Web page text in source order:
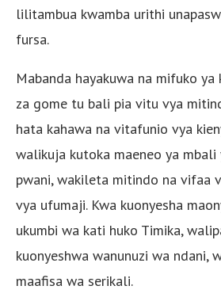
lilitambua kwamba urithi
fursa.
Mabanda hayakuwa na mifuko ya
za gome tu bali pia vitu vya
hata kahawa na vitafunio vya
walikuja kutoka maeneo ya mbali
pwani, wakileta mitindo na vifaa
vya ufumaji. Kwa kuonyesha
ukumbi wa kati huko Timika,
kuonyeshwa wanunuzi wa ndani,
maafisa wa serikali.